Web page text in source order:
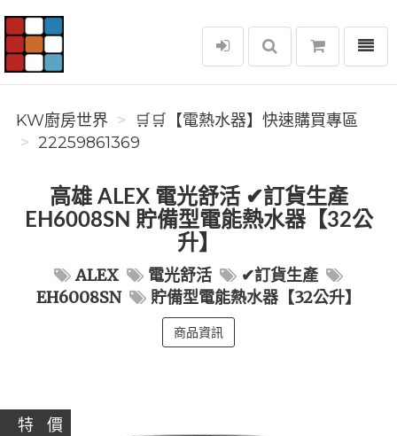
KW廚房世界
選單
KW廚房世界
🛒🛒【電熱水器】快速購買專區
22259861369
高雄 ALEX 電光舒活 ✔訂貨生產
EH6008SN 貯備型電能熱水器【32公
升】
ALEX 電光舒活
✔訂貨生產
EH6008SN
貯備型電能熱水器【32公升】
商品資訊
特 價